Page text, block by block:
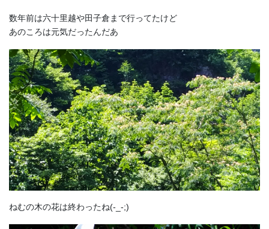
数年前は六十里越や田子倉まで行ってたけど
あのころは元気だったんだあ
ねむの木の花は終わったね(-_-;)